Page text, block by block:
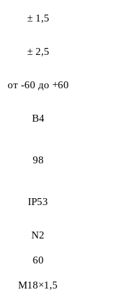
± 1,5
± 2,5
от -60 до +60
В4
98
IP53
N2
60
М18×1,5